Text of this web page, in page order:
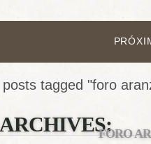
posts tagged "foro
FORO